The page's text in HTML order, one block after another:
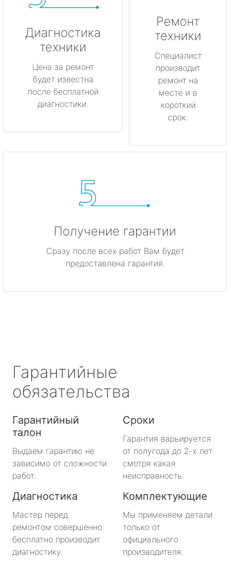
Диагностика
техники
Цена за ремонт
будет известна
после бесплатной
диагностики.
Ремонт
техники
Специалист
производит
ремонт на
месте и в
короткий
срок.
Получение гарантии
Сразу после всех работ Вам будет
предоставлена гарантия.
Гарантийные
обязательства
Гарантийный
талон
Выдаем гарантию не
зависимо от сложности
работ.
Сроки
Гарантия варьируется
от полугода до 2-х лет
смотря какая
неисправность.
Диагностика
Мастер перед
ремонтом совершенно
бесплатно производит
диагностику.
Комплектующие
Мы применяем детали
только от
официального
производителя.